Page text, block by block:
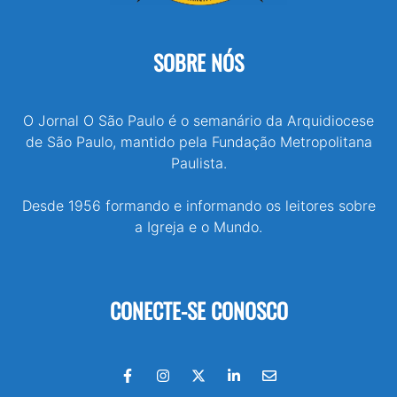
SOBRE NÓS
O Jornal O São Paulo é o semanário da Arquidiocese
de São Paulo, mantido pela Fundação Metropolitana
Paulista.
Desde 1956 formando e informando os leitores sobre
a Igreja e o Mundo.
CONECTE-SE CONOSCO